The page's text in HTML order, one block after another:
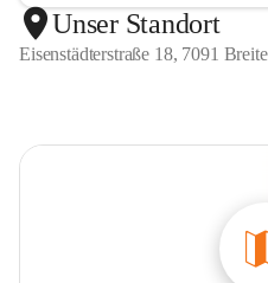
Unser Standort
Eisenstädterstraße 18, 7091